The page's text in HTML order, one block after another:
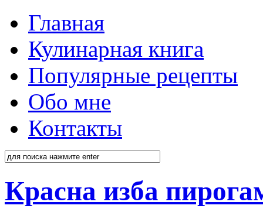
Главная
Кулинарная книга
Популярные рецепты
Обо мне
Контакты
Красна изба